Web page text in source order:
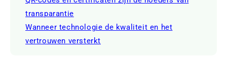
transparantie
Wanneer technologie de kwaliteit en het
vertrouwen versterkt